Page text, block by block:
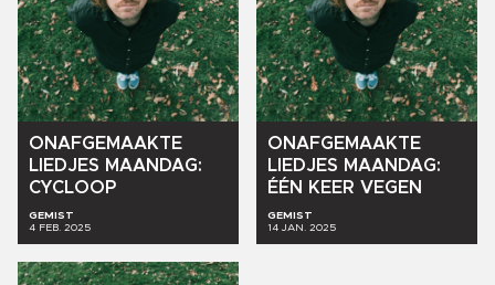
ONAFGEMAAKTE
LIEDJES MAANDAG:
CYCLOOP
GEMIST
4 FEB. 2025
ONAFGEMAAKTE
LIEDJES MAANDAG:
ÉÉN
KEER VEGEN
GEMIST
14 JAN. 2025